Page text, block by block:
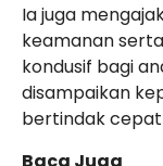
Ia juga
keamanan
kondusif bagi
disampaikan
bertindak cepat